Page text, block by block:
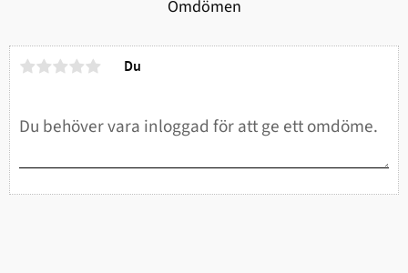
Omdömen
Du